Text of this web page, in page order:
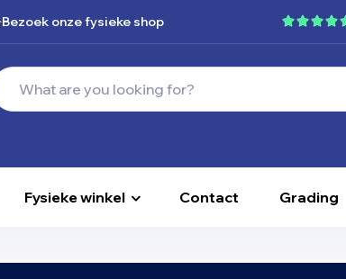
Bezoek onze fysieke shop
Fysieke winkel Contact Grading